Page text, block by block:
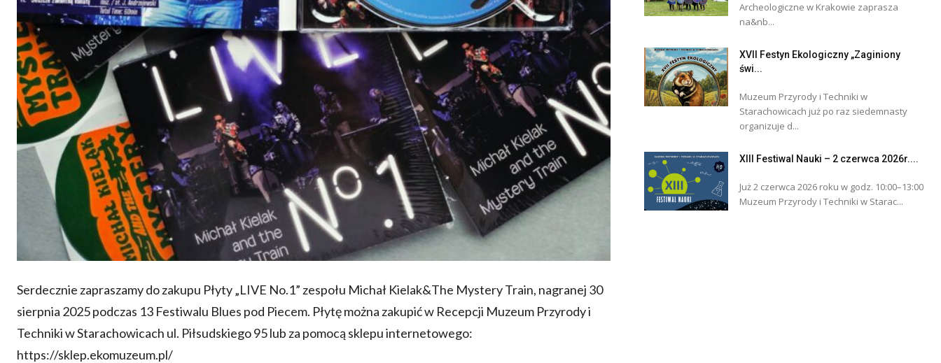
Serdecznie zapraszamy do zakupu Płyty „LIVE No.1” zespołu Michał Kielak&The Mystery Train, nagranej 30
sierpnia 2025 podczas 13 Festiwalu Blues pod Piecem. Płytę można zakupić w Recepcji Muzeum Przyrody i
Techniki w Starachowicach ul. Piłsudskiego 95 lub za pomocą sklepu internetowego:
https://sklep.ekomuzeum.pl/
Archeologiczne w Krakowie zaprasza
na&nb...
XVII Festyn Ekologiczny „Zaginiony
świ...
Muzeum Przyrody i Techniki w
Starachowicach już po raz siedemnasty
organizuje d...
XIII Festiwal Nauki – 2 czerwca 2026r....
Już 2 czerwca 2026 roku w godz. 10:00–13:00
Muzeum Przyrody i Techniki w Starac...